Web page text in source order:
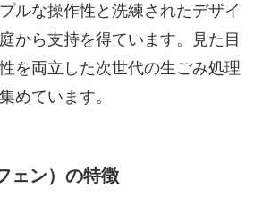
ルな操作性と洗練されたデザイ
から支持を得ています。見た目
を両立した次世代の生ごみ処理
めています。
ェン）の特徴